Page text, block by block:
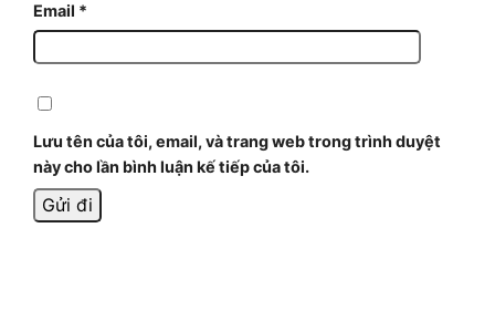
Email *
Lưu tên của tôi, email, và trang web trong trình duyệt
này cho lần bình luận kế tiếp của tôi.